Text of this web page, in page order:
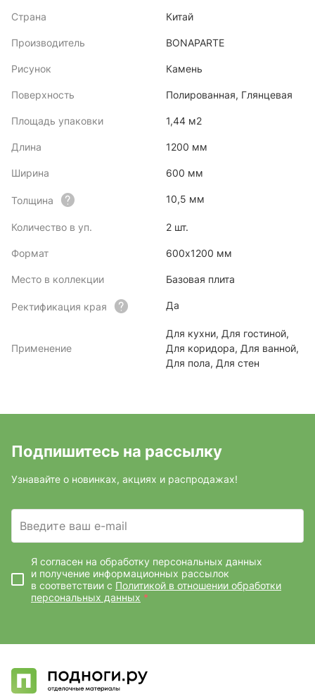
Страна Китай
Производитель BONAPARTE
Рисунок Камень
Поверхность Полированная, Глянцевая
Площадь упаковки 1,44 м2
Длина 1200 мм
Ширина 600 мм
Толщина 10,5 мм
Количество в уп. 2 шт.
Формат 600х1200 мм
Место в коллекции Базовая плита
Ректификация края Да
Применение
Для кухни, Для гостиной,
Для коридора, Для ванной,
Для пола, Для стен
Подпишитесь на рассылку
Узнавайте о новинках, акциях и распродажах!
Введите ваш e-mail
Я согласен на обработку персональных данных
и получение информационных рассылок
в соответствии с Политикой в отношении обработки
персональных данных *